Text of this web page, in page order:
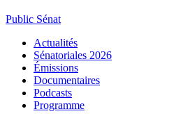
Public Sénat
Actualités
Sénatoriales 2026
Émissions
Documentaires
Podcasts
Programme